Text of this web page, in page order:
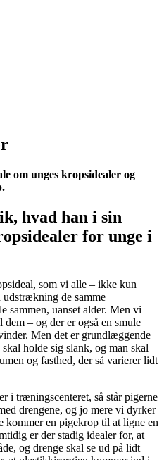
om unges kropsidealer og
hvad han i sin
for unge i
som vi alle – ikke kun
de samme
sammen, uanset alder. Men vi
– og der er også en smule
Men det er grundlæggende
holde sig slank, og man skal
og fasthed, der så varierer lidt
i træningscenteret, så står pigerne
drengene, og jo mere vi dyrker
kommer en pigekrop til at ligne en
er der stadig idealer for, at
og drenge skal se ud på lidt